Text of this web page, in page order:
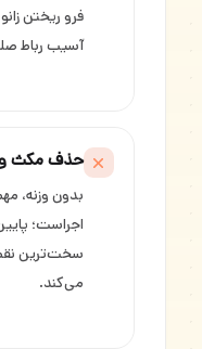
فرو ریختن
آسیب رباط
حذف مکث و
بدون وزنه،
سخت‌ترین
می‌کند.